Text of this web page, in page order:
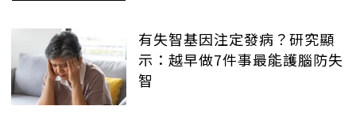
有失智基因注定發病？研究顯
示：越早做7件事最能護腦防失
智